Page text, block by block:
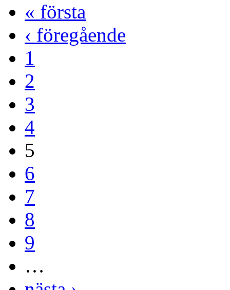
« första
‹ föregående
1
2
3
4
5
6
7
8
9
…